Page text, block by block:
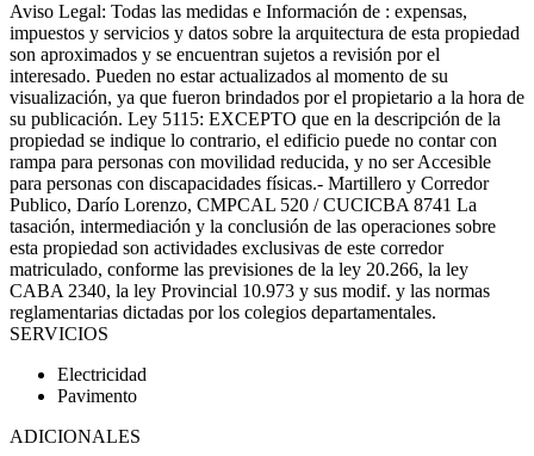
Aviso Legal: Todas las medidas e Información de : expensas,
impuestos y servicios y datos sobre la arquitectura de esta propiedad
son aproximados y se encuentran sujetos a revisión por el
interesado. Pueden no estar actualizados al momento de su
visualización, ya que fueron brindados por el propietario a la hora de
su publicación. Ley 5115: EXCEPTO que en la descripción de la
propiedad se indique lo contrario, el edificio puede no contar con
rampa para personas con movilidad reducida, y no ser Accesible
para personas con discapacidades físicas.- Martillero y Corredor
Publico, Darío Lorenzo, CMPCAL 520 / CUCICBA 8741 La
tasación, intermediación y la conclusión de las operaciones sobre
esta propiedad son actividades exclusivas de este corredor
matriculado, conforme las previsiones de la ley 20.266, la ley
CABA 2340, la ley Provincial 10.973 y sus modif. y las normas
reglamentarias dictadas por los colegios departamentales.
SERVICIOS
Electricidad
Pavimento
ADICIONALES